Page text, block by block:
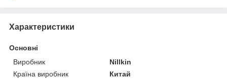
Характеристики
Основні
Виробник
Nillkin
Країна виробник
Китай